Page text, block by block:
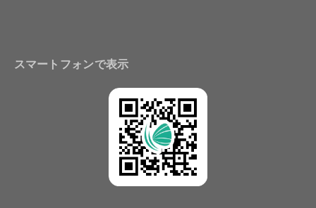
スマートフォンで表示